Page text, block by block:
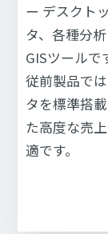
ー デスクト
タ、各種分
GISツールで
従前製品で
タを標準搭
た高度な売
適です。